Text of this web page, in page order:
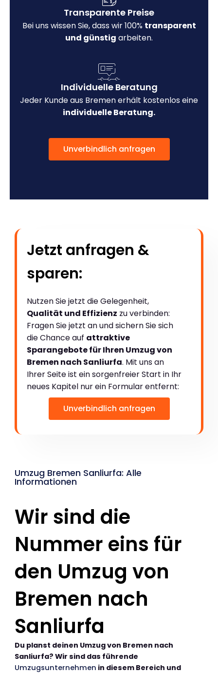
Transparente Preise
Bei uns wissen Sie, dass wir 100% transparent
und günstig arbeiten.
Individuelle Beratung
Jeder Kunde aus Bremen erhält kostenlos eine
individuelle Beratung.
Unverbindlich anfragen
Jetzt anfragen &
sparen:
Nutzen Sie jetzt die Gelegenheit,
Qualität und Effizienz zu verbinden:
Fragen Sie jetzt an und sichern Sie sich
die Chance auf attraktive
Sparangebote für Ihren Umzug von
Bremen nach Sanliurfa. Mit uns an
Ihrer Seite ist ein sorgenfreier Start in Ihr
neues Kapitel nur ein Formular entfernt:
Unverbindlich anfragen
Umzug Bremen Sanliurfa: Alle
Informationen
Wir sind die
Nummer eins für
den Umzug von
Bremen nach
Sanliurfa
Du planst deinen Umzug von Bremen nach
Sanliurfa? Wir sind das führende
Umzugsunternehmen in diesem Bereich und